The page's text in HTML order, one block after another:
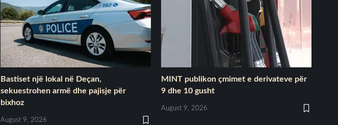
Bastiset një lokal në Deçan,
sekuestrohen armë dhe pajisje për
bixhoz
August 9, 2026
MINT publikon çmimet e derivateve për
9 dhe 10 gusht
August 9, 2026